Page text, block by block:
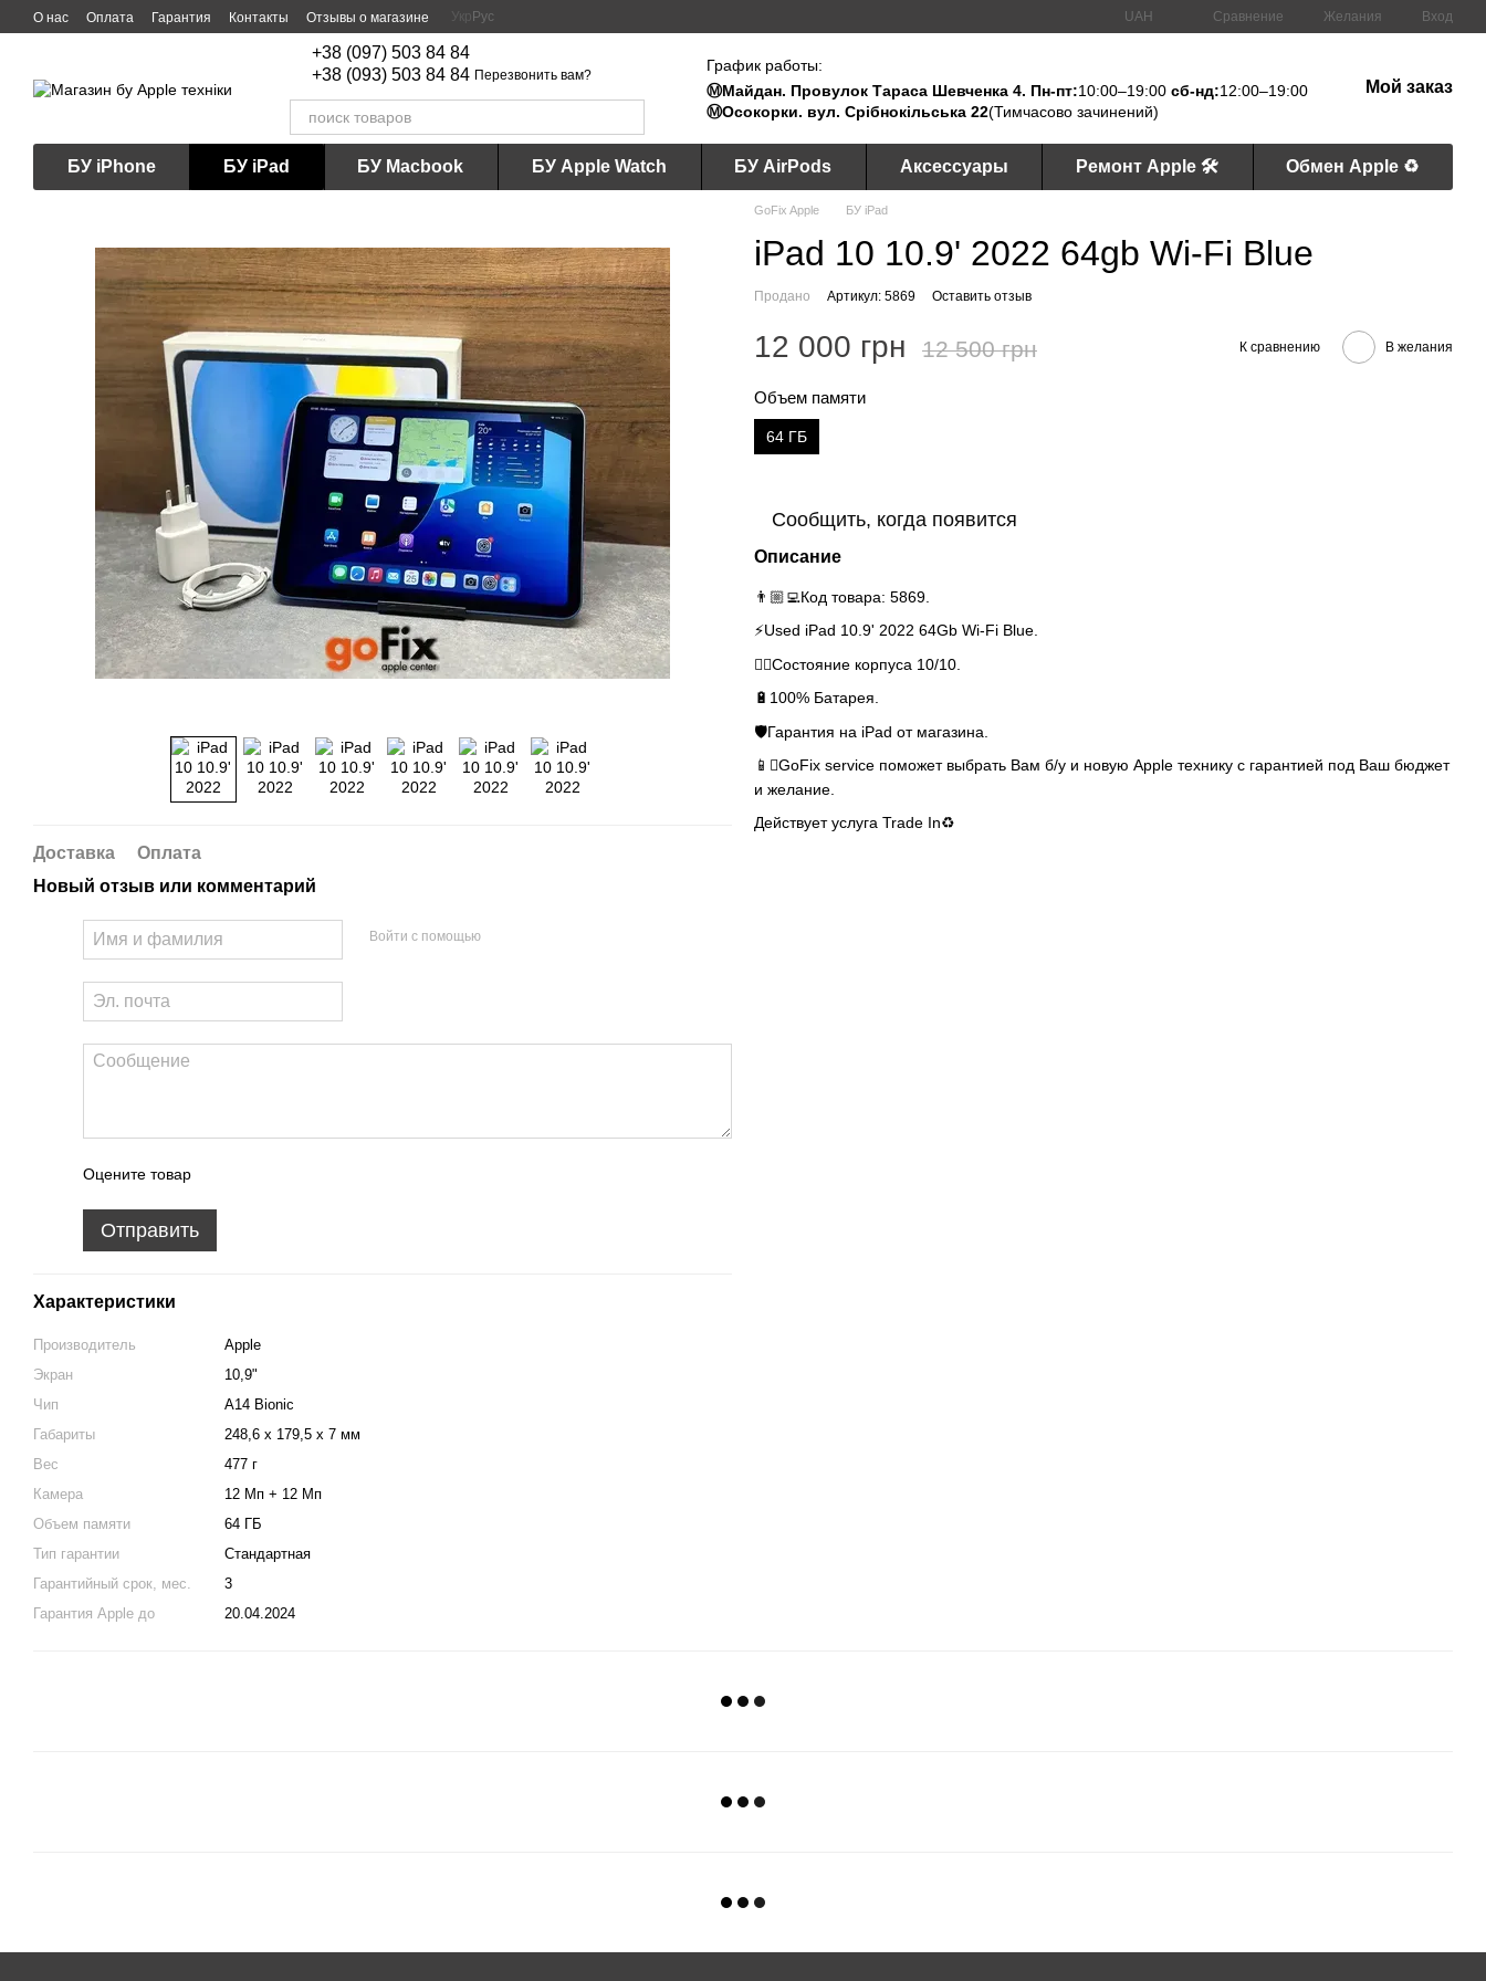
Перейти к основному контенту
О нас Оплата Гарантия Контакты Отзывы о магазине Укр Рус UAH Сравнение Желания Вход
+38 (097) 503 84 84
+38 (093) 503 84 84 Перезвонить вам?
График работы:
Ⓜ️Майдан. Провулок Тараса Шевченка 4. Пн-пт:10:00–19:00сб-нд:12:00–19:00
Ⓜ️Осокорки. вул. Срібнокільська 22(Тимчасово зачинений)
Мой заказ
БУ iPhone БУ iPad БУ Macbook БУ Apple Watch БУ AirPods Аксессуары Ремонт Apple 🛠 Обмен Apple ♻️
Доставка
Оплата
Новый отзыв или комментарий
Войти с помощью
Оцените товар
Отправить
Характеристики
Производитель
Apple
Экран
10,9"
Чип
A14 Bionic
Габариты
248,6 x 179,5 x 7 мм
Вес
477 г
Камера
12 Мп + 12 Мп
Объем памяти
64 ГБ
Тип гарантии
Стандартная
Гарантийный срок, мес.
3
Гарантия Apple до
20.04.2024
GoFix Apple БУ iPad
iPad 10 10.9' 2022 64gb Wi-Fi Blue
Продано Артикул: 5869 Оставить отзыв
12 000 грн 12 500 грн К сравнению В желания
Объем памяти
64 ГБ
Сообщить, когда появится
Описание
👨🏼‍💻Код товара: 5869.
⚡️Used iPad 10.9' 2022 64Gb Wi-Fi Blue.
👌🏻Состояние корпуса 10/10.
🔋100% Батарея.
🛡Гарантия на iPad от магазина.
📱GoFix service поможет выбрать Вам б/у и новую Apple технику с гарантией под Ваш бюджет
и желание.
Действует услуга Trade In♻️